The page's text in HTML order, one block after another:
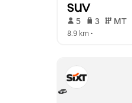
SUV
5 3 MT
8.9 km •